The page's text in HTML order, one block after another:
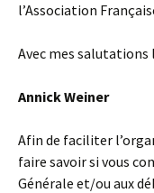
l’Association
Avec mes salutations
Annick Weiner
Afin de faciliter
faire savoir si vous
Générale et/ou aux